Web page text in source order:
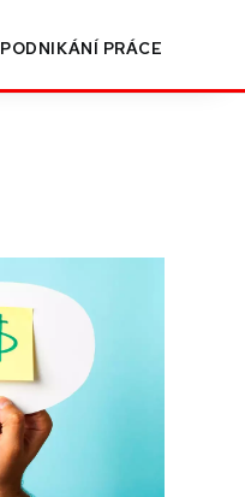
PODNIKÁNÍ PRÁCE